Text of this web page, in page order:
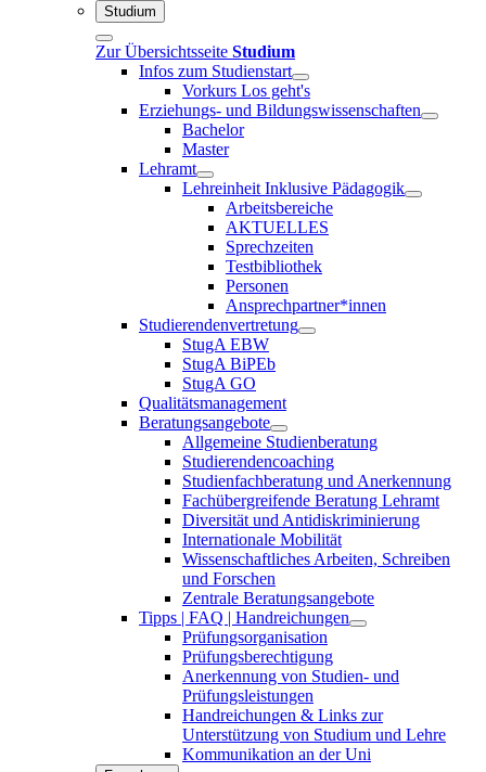
Studium
Zur Übersichtsseite Studium
Infos zum Studienstart
Vorkurs Los geht's
Erziehungs- und Bildungswissenschaften
Bachelor
Master
Lehramt
Lehreinheit Inklusive Pädagogik
Arbeitsbereiche
AKTUELLES
Sprechzeiten
Testbibliothek
Personen
Ansprechpartner*innen
Studierendenvertretung
StugA EBW
StugA BiPEb
StugA GO
Qualitätsmanagement
Beratungsangebote
Allgemeine Studienberatung
Studierendencoaching
Studienfachberatung und Anerkennung
Fachübergreifende Beratung Lehramt
Diversität und Antidiskriminierung
Internationale Mobilität
Wissenschaftliches Arbeiten, Schreiben
und Forschen
Zentrale Beratungsangebote
Tipps | FAQ | Handreichungen
Prüfungsorganisation
Prüfungsberechtigung
Anerkennung von Studien- und
Prüfungsleistungen
Handreichungen & Links zur
Unterstützung von Studium und Lehre
Kommunikation an der Uni